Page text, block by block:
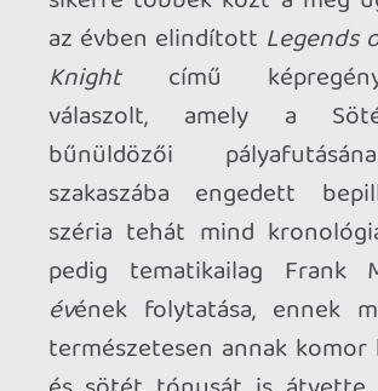
sorozatban, és amelyet a Képes Kiadó
2007-ben már kiadott egyszer kötet
formában, annak – bizonyos
szempontból néhol jobb – folytatásával,
a Terrorral együtt. Tulajdonképpen
kézenfekvő választás volt anno, hiszen
egyrészt az akkoriban magyarul
megjelenő Első év hatalmas sláger lett a
rajongók között, másrészt két évvel
korábban aBatman: Kezdődik! is elég
szép sikert aratott – márpedig a film
realisztikus, földhözragadt és darkos
stílusához pont passzolt a
Préda